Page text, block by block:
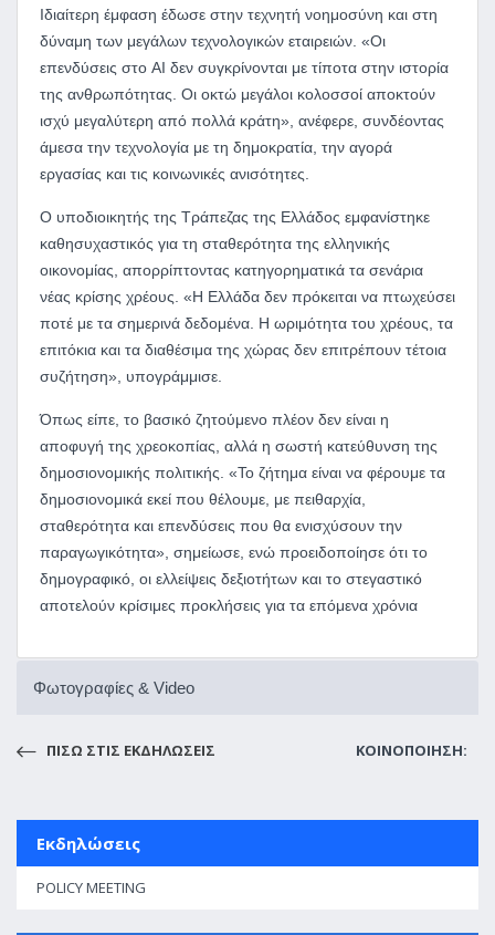
Ιδιαίτερη έμφαση έδωσε στην τεχνητή νοημοσύνη και στη
δύναμη των μεγάλων τεχνολογικών εταιρειών. «Οι
επενδύσεις στο AI δεν συγκρίνονται με τίποτα στην ιστορία
της ανθρωπότητας. Οι οκτώ μεγάλοι κολοσσοί αποκτούν
ισχύ μεγαλύτερη από πολλά κράτη», ανέφερε, συνδέοντας
άμεσα την τεχνολογία με τη δημοκρατία, την αγορά
εργασίας και τις κοινωνικές ανισότητες.
Ο υποδιοικητής της Τράπεζας της Ελλάδος εμφανίστηκε
καθησυχαστικός για τη σταθερότητα της ελληνικής
οικονομίας, απορρίπτοντας κατηγορηματικά τα σενάρια
νέας κρίσης χρέους. «Η Ελλάδα δεν πρόκειται να πτωχεύσει
ποτέ με τα σημερινά δεδομένα. Η ωριμότητα του χρέους, τα
επιτόκια και τα διαθέσιμα της χώρας δεν επιτρέπουν τέτοια
συζήτηση», υπογράμμισε.
Όπως είπε, το βασικό ζητούμενο πλέον δεν είναι η
αποφυγή της χρεοκοπίας, αλλά η σωστή κατεύθυνση της
δημοσιονομικής πολιτικής. «Το ζήτημα είναι να φέρουμε τα
δημοσιονομικά εκεί που θέλουμε, με πειθαρχία,
σταθερότητα και επενδύσεις που θα ενισχύσουν την
παραγωγικότητα», σημείωσε, ενώ προειδοποίησε ότι το
δημογραφικό, οι ελλείψεις δεξιοτήτων και το στεγαστικό
αποτελούν κρίσιμες προκλήσεις για τα επόμενα χρόνια
Φωτογραφίες & Video
ΠΙΣΩ ΣΤΙΣ ΕΚΔΗΛΩΣΕΙΣ ΚΟΙΝΟΠΟΙΗΣΗ:
Εκδηλώσεις
POLICY MEETING